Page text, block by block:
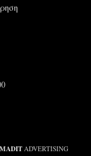
MADIT ADVERTISING